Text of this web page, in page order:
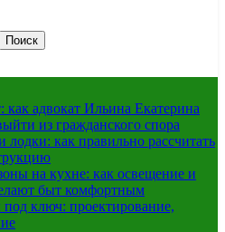
как адвокат Ильина Екатерина
из гражданского спора
лодки: как правильно рассчитать
на кухне: как освещение и
быт комфортным
ключ: проектирование,